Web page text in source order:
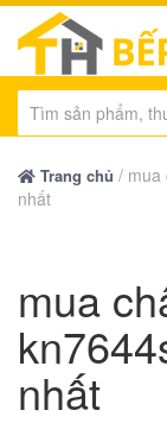
Trang chủ / mua
nhất
mua
nhất